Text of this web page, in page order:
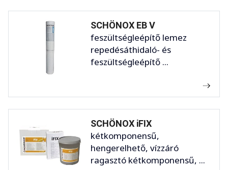
SCHÖNOX EB V
feszültségleépítő lemez
repedésáthidaló- és
feszültségleépítő ...
SCHÖNOX iFIX
kétkomponensű,
hengerelhető, vízzáró
ragasztó kétkomponensű, ...